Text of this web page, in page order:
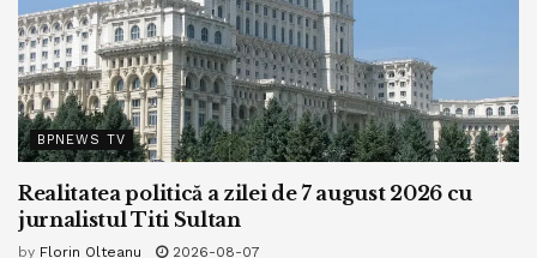
BPNEWS TV
Realitatea politică a zilei de 7 august 2026 cu
jurnalistul Titi Sultan
by Florin Olteanu 2026-08-07